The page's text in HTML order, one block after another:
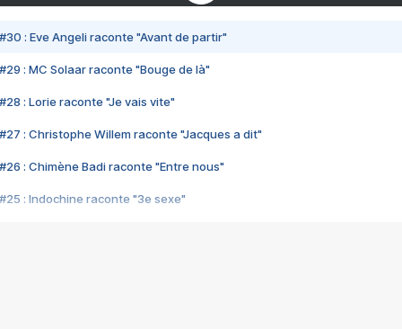
#30 : Eve Angeli raconte "Avant de partir"
#29 : MC Solaar raconte "Bouge de là"
#28 : Lorie raconte "Je vais vite"
#27 : Christophe Willem raconte "Jacques a dit"
#26 : Chimène Badi raconte "Entre nous"
#25 : Indochine raconte "3e sexe"